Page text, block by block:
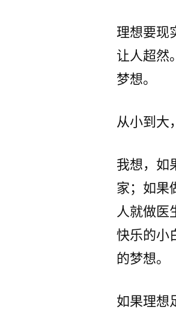
理想要现
让人超然
梦想。
从小到大
我想，如
家；如果
人就做医
快乐的小
的梦想。
如果理想